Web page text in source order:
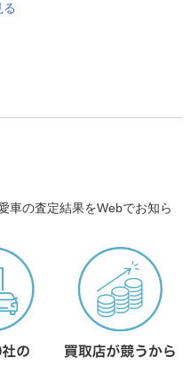
車の査定結果をWebでお知ら